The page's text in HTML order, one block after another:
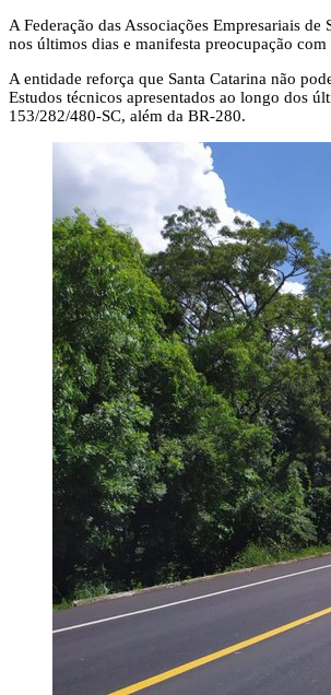
A Federação das Associações Empresariais
nos últimos dias e manifesta preocupação
A entidade reforça que Santa Catarina não
Estudos técnicos apresentados ao longo dos
153/282/480-SC, além da BR-280.